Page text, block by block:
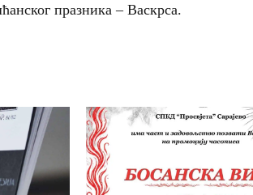
празника – Васкрса.